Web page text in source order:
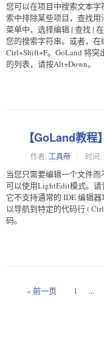
您可以在项目中搜索文本
索中排除某些项目，查找用
菜单中，选择编辑 | 查找 |
您的搜索字符串。或者，
Ctrl+Shift+F。GoLand 将
的列表，请按Alt+Down。
【GoLand教
作者: 工具帝 时间:
当您只需要编辑一个文件
可以使用LightEdit模式。请
它不支持通常的 IDE 编辑
以导航到特定的代码行 (
码。
« 前一页 1 ...